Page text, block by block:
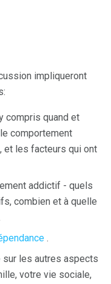
impliqueront
compris quand et
comportement
et les facteurs qui ont
addictif - quels
combien et à quelle
.
les autres aspects
votre vie sociale,